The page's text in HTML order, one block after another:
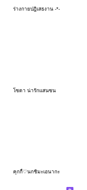
ร่างกายปฎิเสธงาน -*-
โซดา น่ารักแสนซน
คุกกี้♡นกชิมะเอนากะ